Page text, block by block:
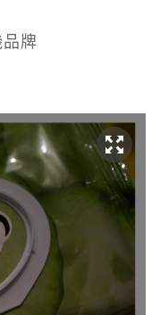
牌